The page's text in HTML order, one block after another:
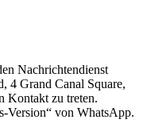
Nachrichtendienst
4 Grand Canal Square,
Kontakt zu treten.
Version“ von WhatsApp.